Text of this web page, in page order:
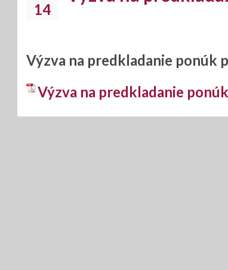
14
Výzva na predkladanie ponúk
Výzva na predkladanie